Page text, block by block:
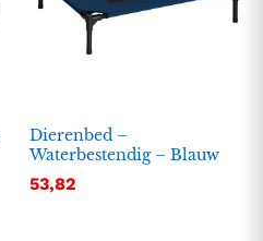
Dierenbed –
Waterbestendig – Blauw
53,82